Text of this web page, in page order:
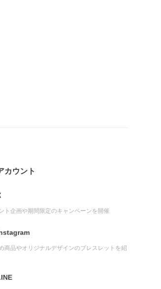
カウント
ト企画や期間限定のキャンペーンを開催
商品やオリジナルデザインのブレスレットを紹